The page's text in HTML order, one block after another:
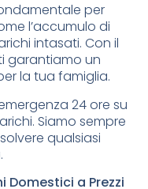
per
l’accumulo di
intasati. Con il
garantiamo un
la tua famiglia.
24 ore su
Siamo sempre
qualsiasi
Domestici a Prezzi